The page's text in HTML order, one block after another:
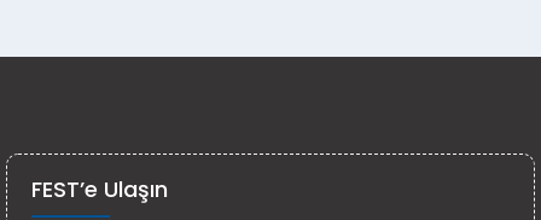
FEST’e Ulaşın